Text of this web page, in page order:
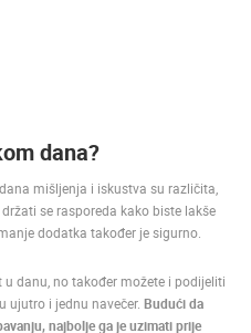
dana?
mišljenja i iskustva su različita,
se rasporeda kako biste lakše
dodatka također je sigurno.
danu, no također možete i podijeliti
ujutro i jednu navečer. Budući da
najbolje ga je uzimati prije